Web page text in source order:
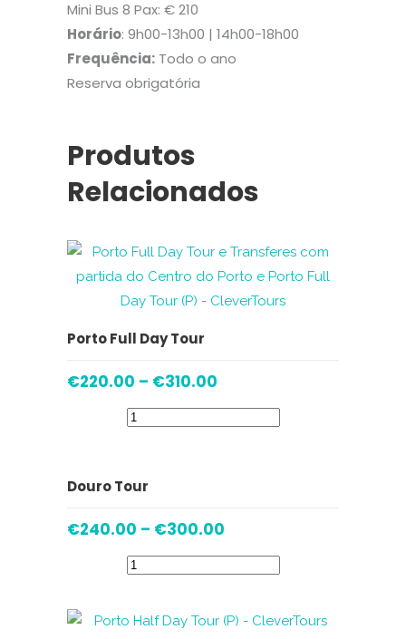
Mini Bus 8 Pax: € 210
Horário: 9h00-13h00 | 14h00-18h00
Frequência: Todo o ano
Reserva obrigatória
Produtos
Relacionados
VER OPÇÕES
Porto Full Day Tour
€220.00 – €310.00
Douro Tour
€240.00 – €300.00